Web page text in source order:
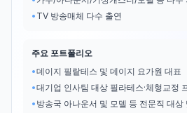
• TV 방송매체 다수 출연
주요 포트폴리오
•데이지 필랕테스 및 데이지 요가원 대표
•대기업 인사팀 대상 필라테스·체형교정
• 방송국 아나운서 및 모델 등 전문직 대상